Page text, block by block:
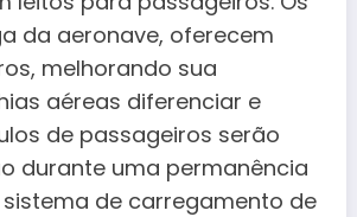
da aeronave, oferecem
melhorando sua
aéreas diferenciar e
de passageiros serão
durante uma permanência
de carregamento de